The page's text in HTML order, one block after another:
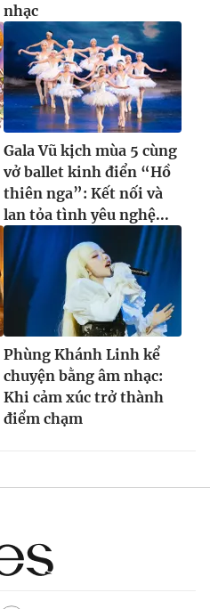
nhạc
Gala Vũ kịch mùa 5 cùng
vở ballet kinh điển “Hồ
thiên nga”: Kết nối và
lan tỏa tình yêu nghệ...
Phùng Khánh Linh kể
chuyện bằng âm nhạc:
Khi cảm xúc trở thành
điểm chạm